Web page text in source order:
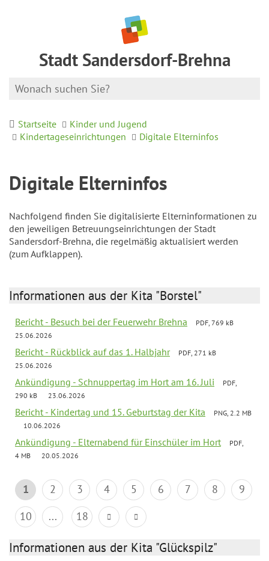
Stadt Sandersdorf-Brehna
Startseite
Kinder und Jugend
Kindertageseinrichtungen
Digitale Elterninfos
Digitale Elterninfos
Nachfolgend finden Sie digitalisierte Elterninformationen zu
den jeweiligen Betreuungseinrichtungen der Stadt
Sandersdorf-Brehna, die regelmäßig aktualisiert werden
(zum Aufklappen).
Informationen aus der Kita "Borstel"
Bericht - Besuch bei der Feuerwehr Brehna
PDF, 769 kB
25.06.2026
Bericht - Rückblick auf das 1. Halbjahr
PDF, 271 kB
25.06.2026
Ankündigung - Schnuppertag im Hort am 16. Juli
PDF,
290 kB
23.06.2026
Bericht - Kindertag und 15. Geburtstag der Kita
PNG, 2.2 MB
10.06.2026
Ankündigung - Elternabend für Einschüler im Hort
PDF,
4 MB
20.05.2026
1 2 3 4 5 6 7 8
9
10
... 18
Informationen aus der Kita "Glückspilz"